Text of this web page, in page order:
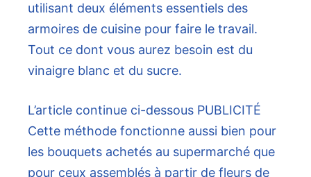
utilisant deux éléments essentiels des
armoires de cuisine pour faire le travail.
Tout ce dont vous aurez besoin est du
vinaigre blanc et du sucre.
L’article continue ci-dessous PUBLICITÉ
Cette méthode fonctionne aussi bien pour
les bouquets achetés au supermarché que
pour ceux assemblés à partir de fleurs de